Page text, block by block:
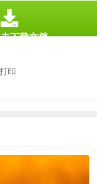
印
下载文档